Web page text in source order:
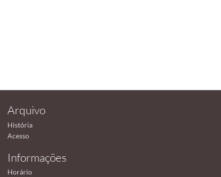
Arquivo
História
Acesso
Informações
Horário